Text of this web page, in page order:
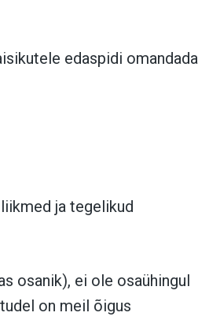
edaspidi omandada
ja tegelikud
osanik), ei ole osaühingul
on meil õigus